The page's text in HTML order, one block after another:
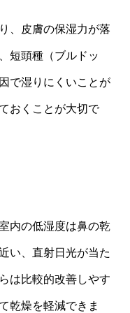
、皮膚の保湿力が落
短頭種（ブルドッ
で湿りにくいことが
おくことが大切で
内の低湿度は鼻の乾
い、直射日光が当た
は比較的改善しやす
乾燥を軽減できま